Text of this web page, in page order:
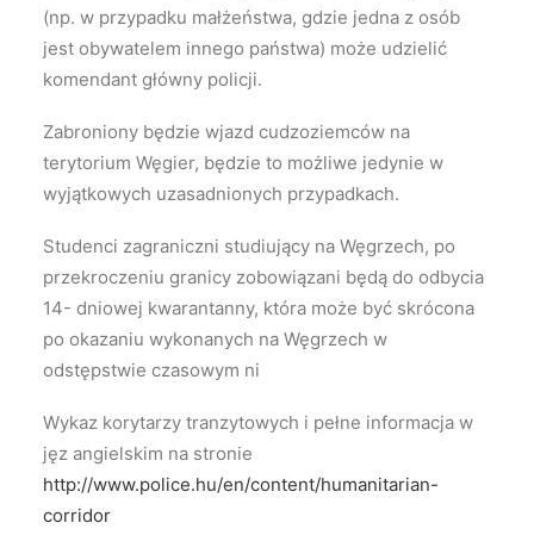
(np. w przypadku małżeństwa, gdzie jedna z osób
jest obywatelem innego państwa) może udzielić
komendant główny policji.
Zabroniony będzie wjazd cudzoziemców na
terytorium Węgier, będzie to możliwe jedynie w
wyjątkowych uzasadnionych przypadkach.
Studenci zagraniczni studiujący na Węgrzech, po
przekroczeniu granicy zobowiązani będą do odbycia
14- dniowej kwarantanny, która może być skrócona
po okazaniu wykonanych na Węgrzech w
odstępstwie czasowym ni
Wykaz korytarzy tranzytowych i pełne informacja w
jęz angielskim na stronie
http://www.police.hu/en/content/humanitarian-
corridor